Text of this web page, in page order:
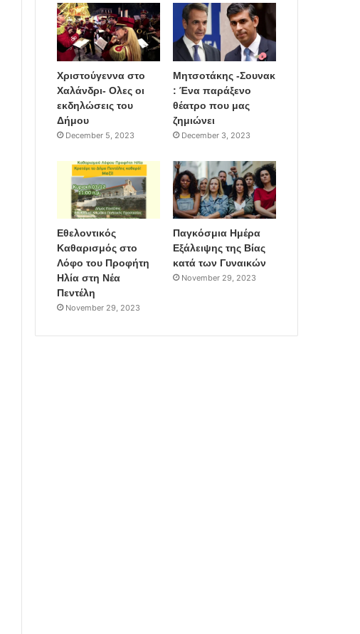
Χριστούγεννα στο
Χαλάνδρι- Ολες οι
εκδηλώσεις του
Δήμου
December 5, 2023
Μητσοτάκης -Σουνακ
: Ένα παράξενο
θέατρο που μας
ζημιώνει
December 3, 2023
Εθελοντικός
Καθαρισμός στο
Λόφο του Προφήτη
Ηλία στη Νέα
Πεντέλη
November 29, 2023
Παγκόσμια Ημέρα
Εξάλειψης της Βίας
κατά των Γυναικών
November 29, 2023